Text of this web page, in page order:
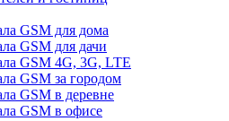
GSM для дома
GSM для дачи
GSM 4G, 3G, LTE
GSM за городом
GSM в деревне
GSM в офисе